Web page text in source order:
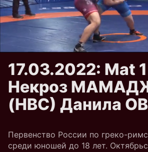
17.03.2022: Mat
Некроз
(НВС) Данила
Первенство России по греко-
среди юношей до 18 лет.